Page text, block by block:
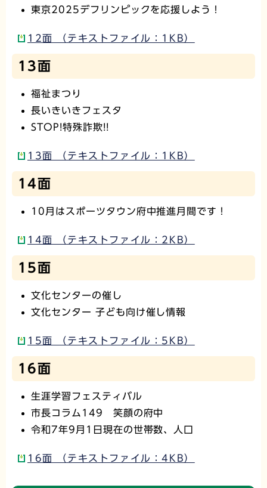
東京2025デフリンピックを応援しよう！
12面 （テキストファイル：1KB）
13面
福祉まつり
長いきいきフェスタ
STOP!特殊詐欺!!
13面 （テキストファイル：1KB）
14面
10月はスポーツタウン府中推進月間です！
14面 （テキストファイル：2KB）
15面
文化センターの催し
文化センター 子ども向け催し情報
15面 （テキストファイル：5KB）
16面
生涯学習フェスティバル
市長コラム149 笑顔の府中
令和7年9月1日現在の世帯数、人口
16面 （テキストファイル：4KB）